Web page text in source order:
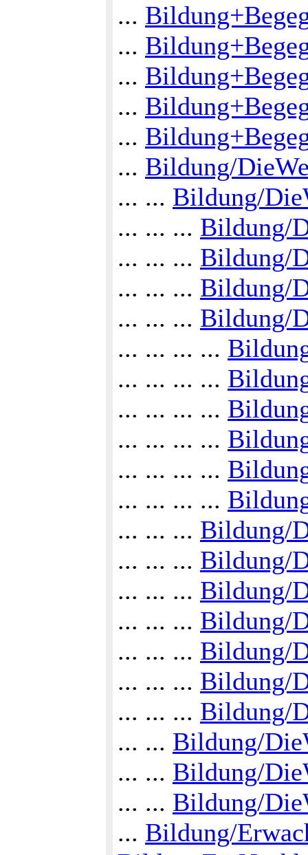
...
...
...
...
...
... Bildung/
... ... Bildung/
... ... ... Bildung/
... ... ... Bildung/
... ... ... Bildung/
... ... ... Bildung/
... ... ... ...
... ... ... ...
... ... ... ...
... ... ... ...
... ... ... ...
... ... ... ...
... ... ... Bildung/
... ... ... Bildung/
... ... ... Bildung/
... ... ... Bildung/
... ... ... Bildung/
... ... ... Bildung/
... ... ... Bildung/
... ... Bildung/
... ... Bildung/
... ... Bildung/
... Bildung/